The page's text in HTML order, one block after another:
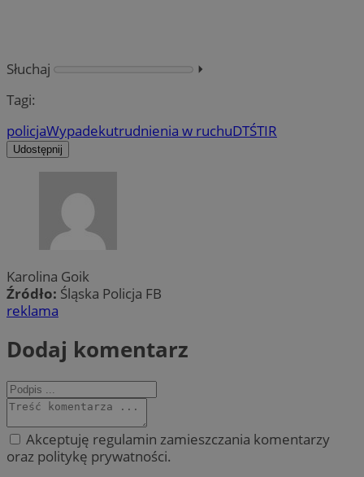
Słuchaj
⏵︎
Tagi:
policjaWypadekutrudnienia w ruchuDTŚTIR
Udostępnij
Karolina Goik
Źródło: Śląska Policja FB
reklama
Dodaj komentarz
Akceptuję regulamin zamieszczania komentarzy
oraz politykę prywatności.